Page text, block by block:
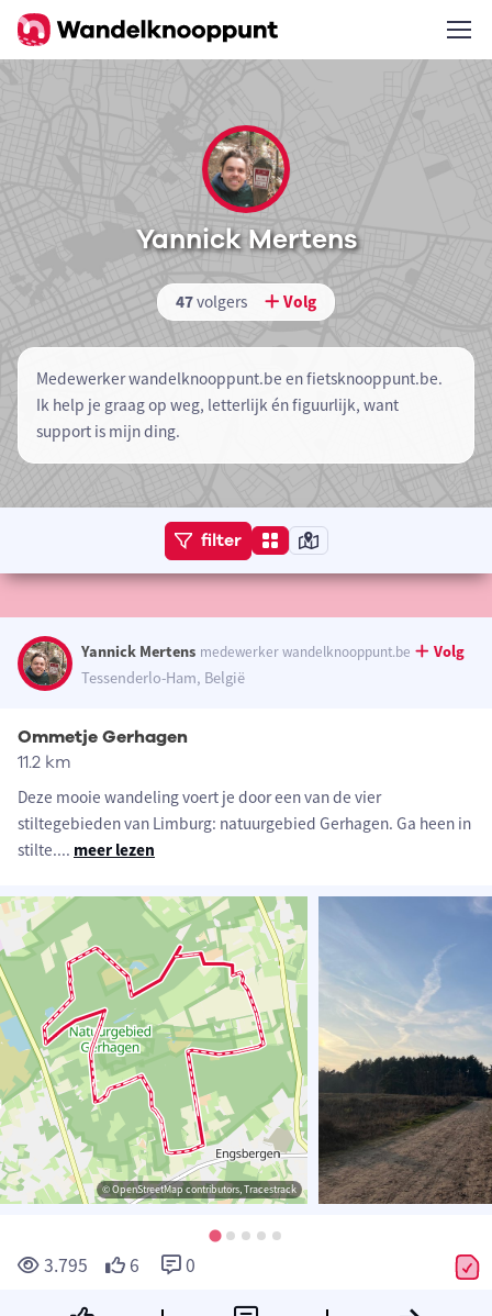
Yannick Mertens
47volgers Volg
Medewerker wandelknooppunt.be en fietsknooppunt.be.
Ik help je graag op weg, letterlijk én figuurlijk, want
support is mijn ding.
filter
Yannick Mertens medewerker wandelknooppunt.be
Volg
Tessenderlo-Ham, België
Ommetje Gerhagen
11.2 km
Deze mooie wandeling voert je door een van de vier
stiltegebieden van Limburg: natuurgebied Gerhagen. Ga heen in
stilte.... meer lezen
© OpenStreetMap contributors, Tracestrack
3.795 6 0